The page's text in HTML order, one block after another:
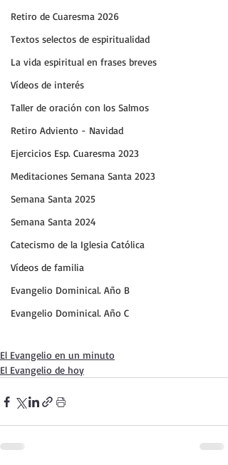
Retiro de Cuaresma 2026
Textos selectos de espiritualidad
La vida espiritual en frases breves
Vídeos de interés
Taller de oración con los Salmos
Retiro Adviento - Navidad
Ejercicios Esp. Cuaresma 2023
Meditaciones Semana Santa 2023
Semana Santa 2025
Semana Santa 2024
Catecismo de la Iglesia Católica
Vídeos de familia
Evangelio Dominical. Año B
Evangelio Dominical. Año C
El Evangelio en un minuto
El Evangelio de hoy